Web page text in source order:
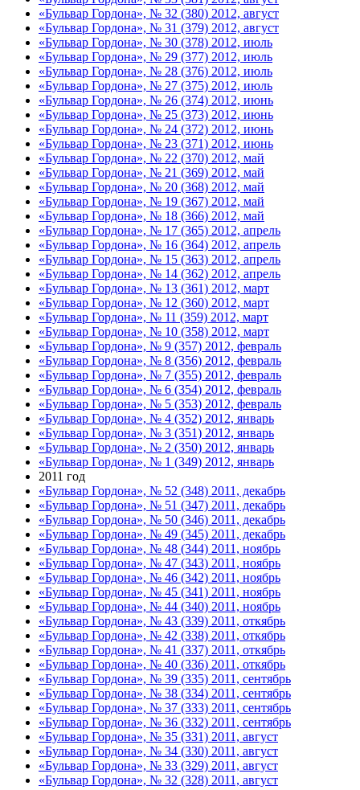
«Бульвар Гордона», № 32 (380) 2012, август
«Бульвар Гордона», № 31 (379) 2012, август
«Бульвар Гордона», № 30 (378) 2012, июль
«Бульвар Гордона», № 29 (377) 2012, июль
«Бульвар Гордона», № 28 (376) 2012, июль
«Бульвар Гордона», № 27 (375) 2012, июль
«Бульвар Гордона», № 26 (374) 2012, июнь
«Бульвар Гордона», № 25 (373) 2012, июнь
«Бульвар Гордона», № 24 (372) 2012, июнь
«Бульвар Гордона», № 23 (371) 2012, июнь
«Бульвар Гордона», № 22 (370) 2012, май
«Бульвар Гордона», № 21 (369) 2012, май
«Бульвар Гордона», № 20 (368) 2012, май
«Бульвар Гордона», № 19 (367) 2012, май
«Бульвар Гордона», № 18 (366) 2012, май
«Бульвар Гордона», № 17 (365) 2012, апрель
«Бульвар Гордона», № 16 (364) 2012, апрель
«Бульвар Гордона», № 15 (363) 2012, апрель
«Бульвар Гордона», № 14 (362) 2012, апрель
«Бульвар Гордона», № 13 (361) 2012, март
«Бульвар Гордона», № 12 (360) 2012, март
«Бульвар Гордона», № 11 (359) 2012, март
«Бульвар Гордона», № 10 (358) 2012, март
«Бульвар Гордона», № 9 (357) 2012, февраль
«Бульвар Гордона», № 8 (356) 2012, февраль
«Бульвар Гордона», № 7 (355) 2012, февраль
«Бульвар Гордона», № 6 (354) 2012, февраль
«Бульвар Гордона», № 5 (353) 2012, февраль
«Бульвар Гордона», № 4 (352) 2012, январь
«Бульвар Гордона», № 3 (351) 2012, январь
«Бульвар Гордона», № 2 (350) 2012, январь
«Бульвар Гордона», № 1 (349) 2012, январь
2011 год
«Бульвар Гордона», № 52 (348) 2011, декабрь
«Бульвар Гордона», № 51 (347) 2011, декабрь
«Бульвар Гордона», № 50 (346) 2011, декабрь
«Бульвар Гордона», № 49 (345) 2011, декабрь
«Бульвар Гордона», № 48 (344) 2011, ноябрь
«Бульвар Гордона», № 47 (343) 2011, ноябрь
«Бульвар Гордона», № 46 (342) 2011, ноябрь
«Бульвар Гордона», № 45 (341) 2011, ноябрь
«Бульвар Гордона», № 44 (340) 2011, ноябрь
«Бульвар Гордона», № 43 (339) 2011, откябрь
«Бульвар Гордона», № 42 (338) 2011, откябрь
«Бульвар Гордона», № 41 (337) 2011, откябрь
«Бульвар Гордона», № 40 (336) 2011, откябрь
«Бульвар Гордона», № 39 (335) 2011, сентябрь
«Бульвар Гордона», № 38 (334) 2011, сентябрь
«Бульвар Гордона», № 37 (333) 2011, сентябрь
«Бульвар Гордона», № 36 (332) 2011, сентябрь
«Бульвар Гордона», № 35 (331) 2011, август
«Бульвар Гордона», № 34 (330) 2011, август
«Бульвар Гордона», № 33 (329) 2011, август
«Бульвар Гордона», № 32 (328) 2011, август